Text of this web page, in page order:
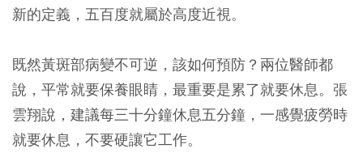
新的定義，五百度就屬於高度近視。
既然黃斑部病變不可逆，該如何預防？兩位醫師都
說，平常就要保養眼睛，最重要是累了就要休息。張
雲翔說，建議每三十分鐘休息五分鐘，一感覺疲勞時
就要休息，不要硬讓它工作。